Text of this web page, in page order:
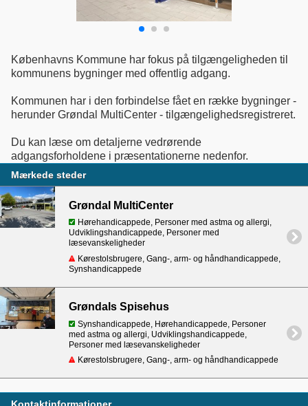
Københavns Kommune har fokus på tilgængeligheden til
kommunens bygninger med offentlig adgang.
Kommunen har i den forbindelse fået en række bygninger -
herunder Grøndal MultiCenter - tilgængelighedsregistreret.
Du kan læse om detaljerne vedrørende
Mærkede steder
Grøndal MultiCenter
Hørehandicappede, Personer med astma og allergi,
Udviklingshandicappede, Personer med
læsevanskeligheder
Kørestolsbrugere, Gang-, arm- og håndhandicappede,
Synshandicappede
Grøndals Spisehus
Synshandicappede, Hørehandicappede, Personer
med astma og allergi, Udviklingshandicappede,
Personer med læsevanskeligheder
Kørestolsbrugere, Gang-, arm- og håndhandicappede